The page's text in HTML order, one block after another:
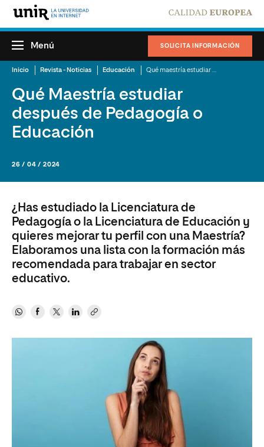
SOLICITA INFORMACIÓN
Menú
Inicio Revista - Noticias Educación
Qué Maestría estudiar
después de Pedagogía o
Educación
26 / 04 / 2024
¿Has estudiado la Licenciatura de
Pedagogía o la Licenciatura de Educación y
quieres mejorar tu perfil con una Maestría?
Elaboramos una lista con la formación más
recomendada para trabajar en sector
educativo.